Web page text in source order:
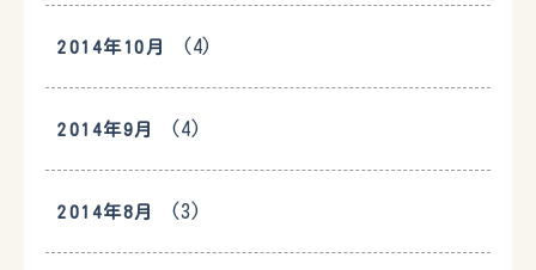
2014年10月 (4)
2014年9月 (4)
2014年8月 (3)